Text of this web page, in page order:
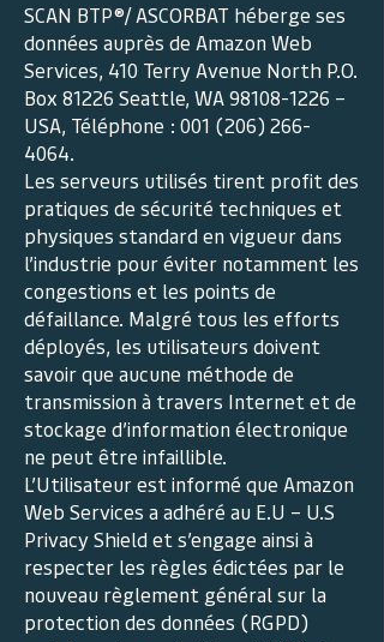
SCAN BTP®/ ASCORBAT héberge ses
données auprès de Amazon Web
Services, 410 Terry Avenue North P.O.
Box 81226 Seattle, WA98108-1226 –
USA, Téléphone : 001 (206) 266-
4064.
Les serveurs utilisés tirent profit des
pratiques de sécurité techniques et
physiques standard en vigueur dans
l’industrie pour éviter notamment les
congestions et les points de
défaillance. Malgré tous les efforts
déployés, les utilisateurs doivent
savoir que aucune méthode de
transmission à travers Internet et de
stockage d’information électronique
ne peut être infaillible.
L’Utilisateur est informé que Amazon
Web Services a adhéré au E.U – U.S
Privacy Shield et s’engage ainsi à
respecter les règles édictées par le
nouveau règlement général sur la
protection des données (RGPD)